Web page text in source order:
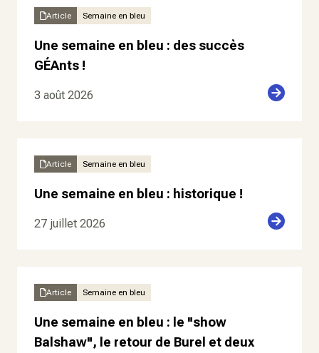
Article Semaine en bleu
Une semaine en bleu : des succès
GÉAnts !
3 août 2026
Article Semaine en bleu
Une semaine en bleu : historique !
27 juillet 2026
Article Semaine en bleu
Une semaine en bleu : le "show
Balshaw", le retour de Burel et deux